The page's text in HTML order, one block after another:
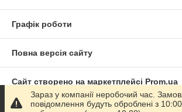
Графік роботи
Повна версія сайту
Сайт створено на маркетплейсі Prom.ua
Зараз у компанії неробочий час.
повідомлення будуть оброблені з